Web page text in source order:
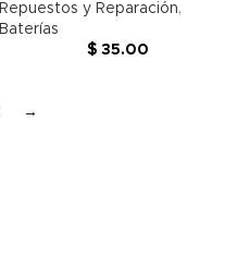
Repuestos y Reparación,
Baterías
$ 35.00
→